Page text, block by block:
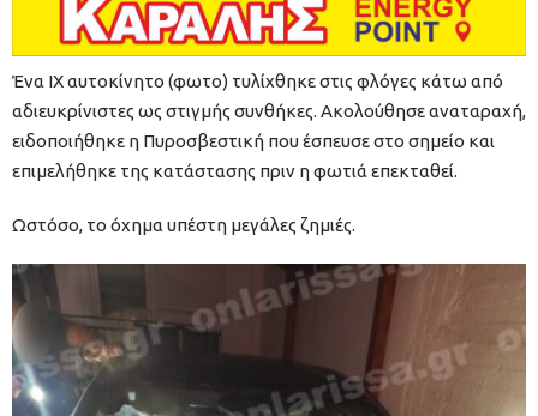
Ένα ΙΧ αυτοκίνητο (φωτο) τυλίχθηκε στις φλόγες κάτω από
αδιευκρίνιστες ως στιγμής συνθήκες. Ακολούθησε αναταραχή,
ειδοποιήθηκε η Πυροσβεστική που έσπευσε στο σημείο και
επιμελήθηκε της κατάστασης πριν η φωτιά επεκταθεί.
Ωστόσο, το όχημα υπέστη μεγάλες ζημιές.